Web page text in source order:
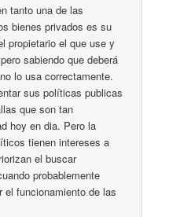
tanto una de las
bienes privados es su
propietario el que use y
sabiendo que deberá
lo usa correctamente.
sus políticas publicas
que son tan
hoy en dia. Pero la
tienen intereses a
el buscar
probablemente
el funcionamiento de las